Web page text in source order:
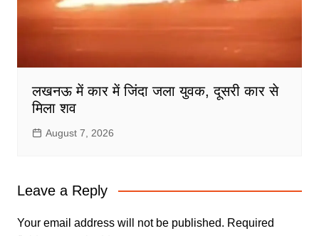
लखनऊ में कार में जिंदा जला युवक, दूसरी कार से
मिला शव
August 7, 2026
Leave a Reply
Your email address will not be published. Required